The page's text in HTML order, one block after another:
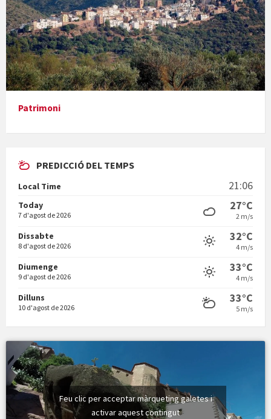
Presentació del llibre &quot;La mare&quot;, d'Emma Zafon
En Bum
Vermuts a la Font. Hit parit
Patrimoni
PREDICCIÓ DEL TEMPS
Local Time 21:06
Today
7 d'agost de 2026
27°C
2 m/s
Dissabte
8 d'agost de 2026
32°C
4 m/s
Diumenge
9 d'agost de 2026
33°C
4 m/s
Dilluns
10 d'agost de 2026
33°C
5 m/s
Feu clic per acceptar màrqueting galetes i
activar aquest contingut